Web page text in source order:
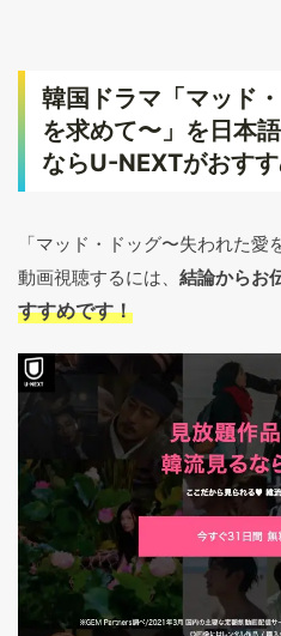
韓国ドラマ「マッド
を求めて〜」を日本
ならU-NEXTがおす
「マッド・ドッグ〜失われた
動画視聴するには、 結論からお
すすめです！